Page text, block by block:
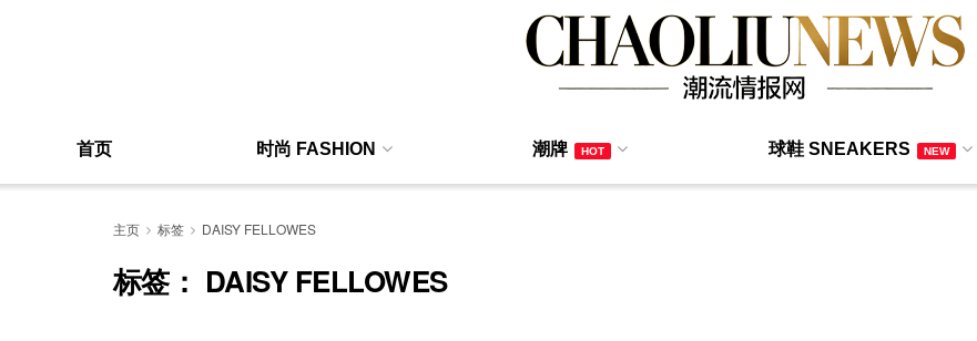
首页 时尚 FASHION 潮牌 HOT 球鞋 SNEAKERS NEW
主页 标签 DAISY FELLOWES
标签： DAISY FELLOWES